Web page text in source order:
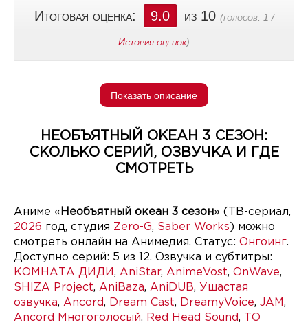
Итоговая оценка: 9.0 из 10 (голосов: 1 /
История оценок)
Показать описание
НЕОБЪЯТНЫЙ ОКЕАН 3 СЕЗОН:
СКОЛЬКО СЕРИЙ, ОЗВУЧКА И ГДЕ
СМОТРЕТЬ
Аниме « Необъятный океан 3 сезон» (ТВ-сериал,
2026 год, студия Zero-G, Saber Works ) можно
смотреть онлайн на Анимедия. Статус: Онгоинг.
Доступно серий: 5 из 12. Озвучка и субтитры:
КОМНАТА ДИДИ , AniStar, AnimeVost, OnWave,
SHIZA Project, AniBaza, AniDUB, Ушастая
озвучка, Ancord, Dream Cast, DreamyVoice, JAM ,
Ancord Многоголосый, Red Head Sound,
ТО